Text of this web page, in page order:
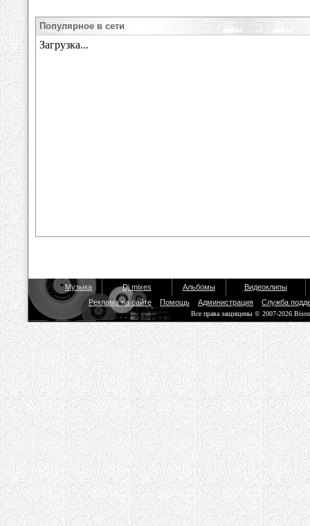
Популярное в сети
Музыка Dj mixes Альбомы
Видеоклипы
Реклама на сайте
Помощь Администрация Служба
Все права защищены © 2007-2026